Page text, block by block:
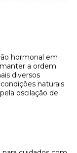
hormonal em
a ordem
diversos
naturais
oscilação de